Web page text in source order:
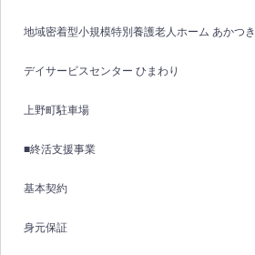
地域密着型小規模特別養護老人ホーム あかつき
デイサービスセンター ひまわり
上野町駐車場
■終活支援事業
基本契約
身元保証